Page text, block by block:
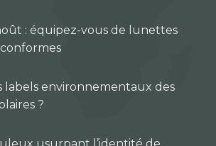
: équipez-vous de lunettes
labels environnementaux des
?